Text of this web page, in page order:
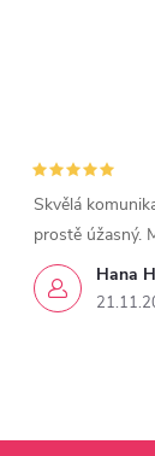
Hana
Skvělá
prostě úžasný.